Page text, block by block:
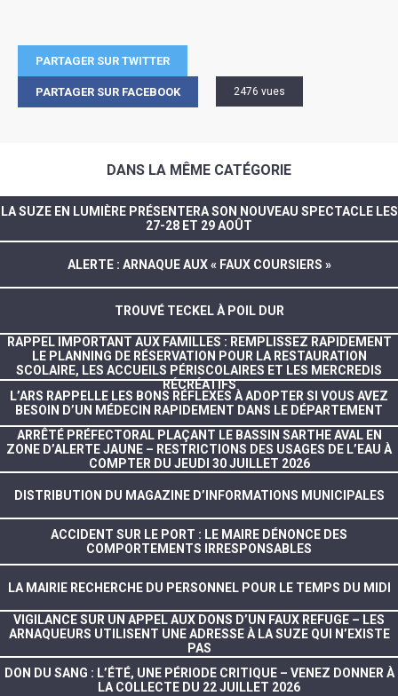
PARTAGER SUR TWITTER
PARTAGER SUR FACEBOOK 2476 vues
DANS LA MÊME CATÉGORIE
LA SUZE EN LUMIÈRE PRÉSENTERA SON NOUVEAU SPECTACLE LES
27-28 ET 29 AOÛT
ALERTE : ARNAQUE AUX « FAUX COURSIERS »
TROUVÉ TECKEL À POIL DUR
RAPPEL IMPORTANT AUX FAMILLES : REMPLISSEZ RAPIDEMENT
LE PLANNING DE RÉSERVATION POUR LA RESTAURATION
SCOLAIRE, LES ACCUEILS PÉRISCOLAIRES ET LES MERCREDIS
RÉCRÉATIFS
L’ARS RAPPELLE LES BONS RÉFLEXES À ADOPTER SI VOUS AVEZ
BESOIN D’UN MÉDECIN RAPIDEMENT DANS LE DÉPARTEMENT
ARRÊTÉ PRÉFECTORAL PLAÇANT LE BASSIN SARTHE AVAL EN
ZONE D’ALERTE JAUNE – RESTRICTIONS DES USAGES DE L’EAU À
COMPTER DU JEUDI 30 JUILLET 2026
DISTRIBUTION DU MAGAZINE D’INFORMATIONS MUNICIPALES
ACCIDENT SUR LE PORT : LE MAIRE DÉNONCE DES
COMPORTEMENTS IRRESPONSABLES
LA MAIRIE RECHERCHE DU PERSONNEL POUR LE TEMPS DU MIDI
VIGILANCE SUR UN APPEL AUX DONS D’UN FAUX REFUGE – LES
ARNAQUEURS UTILISENT UNE ADRESSE À LA SUZE QUI N’EXISTE
PAS
DON DU SANG : L’ÉTÉ, UNE PÉRIODE CRITIQUE – VENEZ DONNER À
LA COLLECTE DU 22 JUILLET 2026